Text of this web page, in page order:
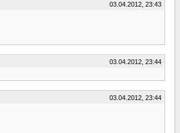
03.04.2012, 23:43
03.04.2012, 23:44
03.04.2012, 23:44